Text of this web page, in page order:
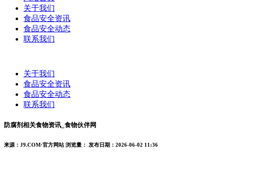
关于我们
食品安全资讯
食品安全动态
联系我们
关于我们
食品安全资讯
食品安全动态
联系我们
防腐剂相关食物资讯_食物伙伴网
来源：J9.COM·官方网站 浏览量： 发布日期：2026-06-02 11:36